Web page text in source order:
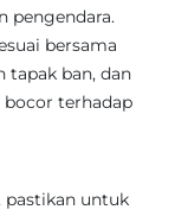
pengendara.
bersama
tapak ban, dan
bocor terhadap
pastikan untuk